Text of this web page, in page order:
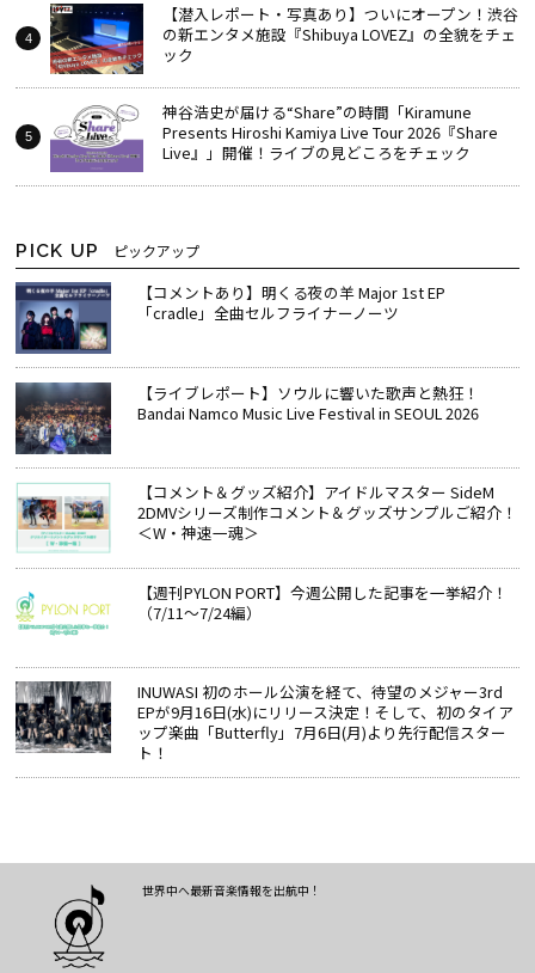
【潜入レポート・写真あり】ついにオープン！渋谷
の新エンタメ施設『Shibuya LOVEZ』の全貌をチェ
ック
神谷浩史が届ける“Share”の時間――「Kiramune
Presents Hiroshi Kamiya Live Tour 2026『Share
Live』」開催！ライブの見どころをチェック
PICK UP ピックアップ
【コメントあり】明くる夜の羊 Major 1st EP
「cradle」全曲セルフライナーノーツ
【ライブレポート】ソウルに響いた歌声と熱狂！
Bandai Namco Music Live Festival in SEOUL 2026
【コメント＆グッズ紹介】アイドルマスター SideM
2DMVシリーズ制作コメント＆グッズサンプルご紹介！
＜W・神速一魂＞
【週刊PYLON PORT】今週公開した記事を一挙紹介！
（7/11～7/24編）
INUWASI 初のホール公演を経て、待望のメジャー3rd
EPが9月16日(水)にリリース決定！そして、初のタイア
ップ楽曲「Butterfly」7月6日(月)より先行配信スター
ト！
世界中へ最新音楽情報を出航中！